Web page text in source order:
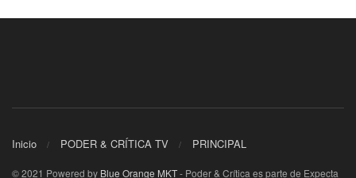
Inicio PODER & CRÍTICA TV PRINCIPAL
© 2021 Powered by Blue Orange MKT- Poder & Crítica es parte de Expecta